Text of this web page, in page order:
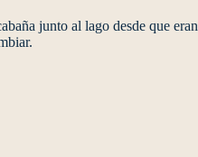
junto al lago desde que eran